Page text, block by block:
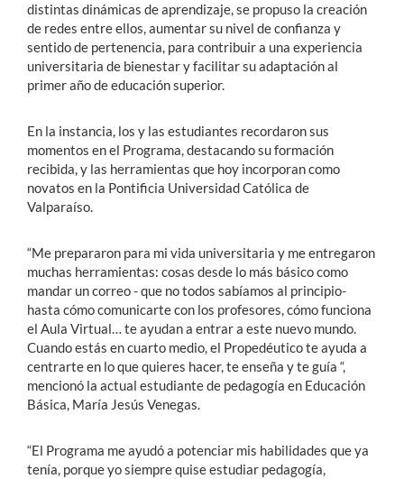
distintas dinámicas de aprendizaje, se propuso la creación
de redes entre ellos, aumentar su nivel de confianza y
sentido de pertenencia, para contribuir a una experiencia
universitaria de bienestar y facilitar su adaptación al
primer año de educación superior.
En la instancia, los y las estudiantes recordaron sus
momentos en el Programa, destacando su formación
recibida, y las herramientas que hoy incorporan como
novatos en la Pontificia Universidad Católica de
Valparaíso.
“Me prepararon para mi vida universitaria y me entregaron
muchas herramientas: cosas desde lo más básico como
mandar un correo - que no todos sabíamos al principio-
hasta cómo comunicarte con los profesores, cómo funciona
el Aula Virtual… te ayudan a entrar a este nuevo mundo.
Cuando estás en cuarto medio, el Propedéutico te ayuda a
centrarte en lo que quieres hacer, te enseña y te guía “,
mencionó la actual estudiante de pedagogía en Educación
Básica, María Jesús Venegas.
“El Programa me ayudó a potenciar mis habilidades que ya
tenía, porque yo siempre quise estudiar pedagogía,